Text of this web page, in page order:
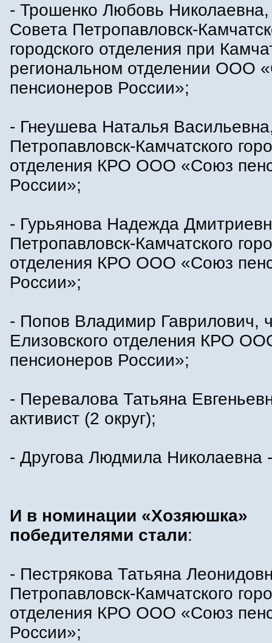
- Трошенко Любовь
Совета Петропавловск-
городского отделения при
региональном отделении ООО
пенсионеров России»;
- Гнеушева Наталья
Петропавловск-Камчатского
отделения КРО ООО «Союз
России»;
- Гурьянова Надежда
Петропавловск-Камчатского
отделения КРО ООО «Союз
России»;
- Попов Владимир Гаврилович,
Елизовского отделения КРО
пенсионеров России»;
- Перевалова Татьяна
активист (2 округ);
- Другова Людмила Николаевна
И в номинации «Хозяюшка»
победителями стали:
- Пестрякова Татьяна
Петропавловск-Камчатского
отделения КРО ООО «Союз
России»;